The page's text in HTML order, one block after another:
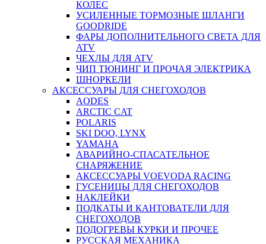
КОЛЕС
УСИЛЕННЫЕ ТОРМОЗНЫЕ ШЛАНГИ
GOODRIDE
ФАРЫ ДОПОЛНИТЕЛЬНОГО СВЕТА ДЛЯ
ATV
ЧЕХЛЫ ДЛЯ ATV
ЧИП ТЮНИНГ И ПРОЧАЯ ЭЛЕКТРИКА
ШНОРКЕЛИ
АКСЕССУАРЫ ДЛЯ СНЕГОХОДОВ
AODES
ARCTIC CAT
POLARIS
SKI DOO, LYNX
YAMAHA
АВАРИЙНО-СПАСАТЕЛЬНОЕ
СНАРЯЖЕНИЕ
АКСЕССУАРЫ VOEVODA RACING
ГУСЕНИЦЫ ДЛЯ СНЕГОХОДОВ
НАКЛЕЙКИ
ПОДКАТЫ И КАНТОВАТЕЛИ ДЛЯ
СНЕГОХОДОВ
ПОДОГРЕВЫ КУРКИ И ПРОЧЕЕ
РУССКАЯ МЕХАНИКА